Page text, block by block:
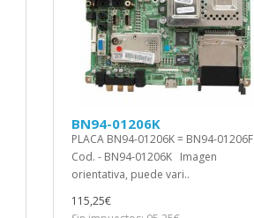
BN94-01206K
PLACA BN94-01206K = BN94-01206F
Cod. - BN94-01206K Imagen
orientativa, puede vari..
115,25€